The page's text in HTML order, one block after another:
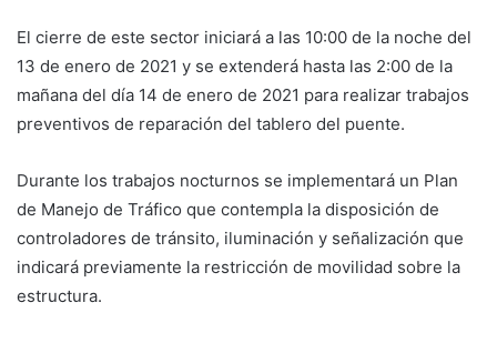
El cierre de este sector iniciará a las 10:00 de la noche del
13 de enero de 2021 y se extenderá hasta las 2:00 de la
mañana del día 14 de enero de 2021 para realizar trabajos
preventivos de reparación del tablero del puente.
Durante los trabajos nocturnos se implementará un Plan
de Manejo de Tráfico que contempla la disposición de
controladores de tránsito, iluminación y señalización que
indicará previamente la restricción de movilidad sobre la
estructura.